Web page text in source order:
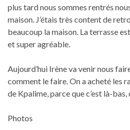
plus tard nous sommes rentrés
maison. J’étais très content de
beaucoup la maison. La terrasse
et super agréable.
Aujourd’hui Irène va venir nous
comment le faire. On a acheté les
de Kpalime, parce que c’est là-bas,
Photos